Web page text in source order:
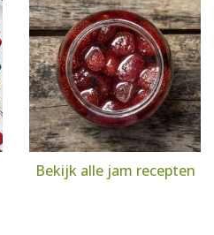
Bekijk alle jam recepten